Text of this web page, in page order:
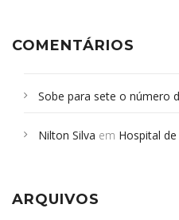
COMENTÁRIOS
Sobe para sete o número
Campoformosenses que
Nilton Silva em Hospital
ARQUIVOS